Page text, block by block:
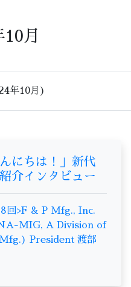
月
年10月)
んにちは！」新代
介インタビュー
回>F & P Mfg., Inc.
MIG, A Division of
President 渡部